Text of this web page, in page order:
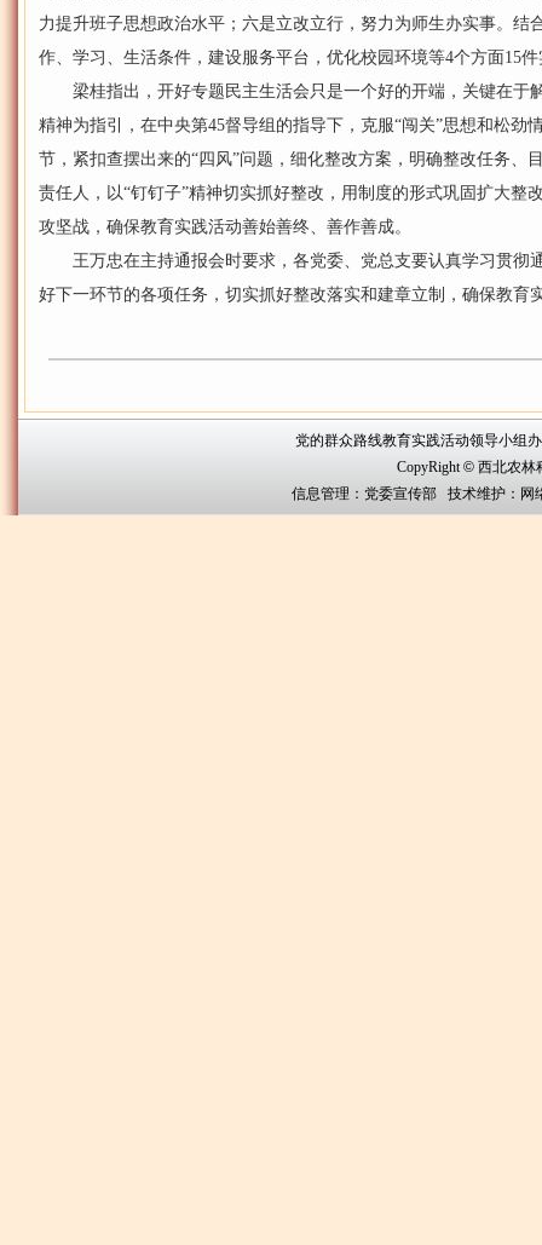
力提升班子思想政治水平；六是立改立行，努力为师生办实事。结
作、学习、生活条件，建设服务平台，优化校园环境等4个方面15
梁桂指出，开好专题民主生活会只是一个好的开端，关键在于
精神为指引，在中央第45督导组的指导下，克服“闯关”思想和松劲
节，紧扣查摆出来的“四风”问题，细化整改方案，明确整改任务、
责任人，以“钉钉子”精神切实抓好整改，用制度的形式巩固扩大整
攻坚战，确保教育实践活动善始善终、善作善成。
王万忠在主持通报会时要求，各党委、党总支要认真学习贯彻
好下一环节的各项任务，切实抓好整改落实和建章立制，确保教育
党的群众路线教育实践活动领导小组
CopyRight© 西北农林
信息管理：党委宣传部 技术维护：网